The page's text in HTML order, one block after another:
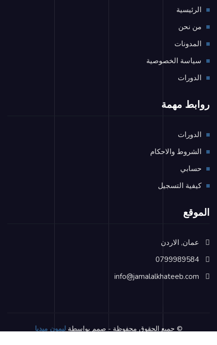
الرئيسية
من نحن
المدونات
سياسة الخصوصية
الدورات
روابط مهمة
الدورات
الشروط والاحكام
حسابي
كيفية التسجيل
الموقع
عمان, الاردن
0799989584
info@jamalalkhateeb.com
© جميع الحقوق محفوظة - صمم بواسطةليمون ميديا